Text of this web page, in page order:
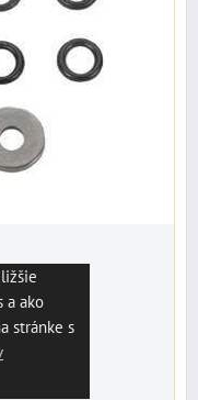
a ako
stránke s